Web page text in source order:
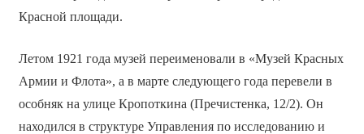
Красной площади.
Летом 1921 года музей переименовали в «Музей Красных
Армии и Флота», а в марте следующего года перевели в
особняк на улице Кропоткина (Пречистенка, 12/2). Он
находился в структуре Управления по исследованию и